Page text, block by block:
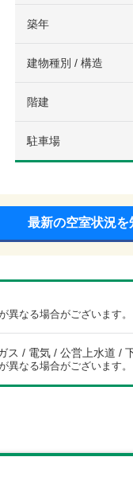
築年
建物種別 / 構造
階建
駐車場
最新の空室状況を
なる場合がございます。
ス / 電気 / 公営上水道 /
なる場合がございます。